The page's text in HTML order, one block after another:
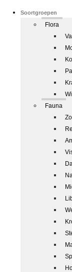
Soortgroepen
Flora
Fauna